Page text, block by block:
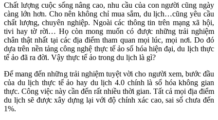
Chất lượng cuộc sống nâng cao, nhu cầu của con người cũng ngày
càng lớn hơn. Cho nên không chỉ mua sắm, du lịch…cũng yêu cầu
chất lượng, chuyên nghiệp. Ngoài các thông tin trên mạng xã hội,
tivi hay tờ rời… Họ còn mong muốn có được những trải nghiệm
chân thật nhất tại các địa điểm tham quan mọi lúc, mọi nơi. Do đó
dựa trên nền tảng công nghệ thực tế ảo số hóa hiện đại, du lịch thực
tế ảo đã ra đời. Vậy thực tế ảo trong du lịch là gì?
Để mang đến những trải nghiệm tuyệt vời cho người xem, bước đầu
của du lịch thực tế ảo hay du lịch 4.0 chính là số hóa không gian
thực. Công việc này cần đến rất nhiều thời gian. Tất cả mọi địa điểm
du lịch sẽ được xây dựng lại với độ chính xác cao, sai số chưa đến
1%.